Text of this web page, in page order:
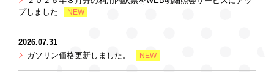
プしました
NEW
2026.07.31
ガソリン価格更新しました。
NEW